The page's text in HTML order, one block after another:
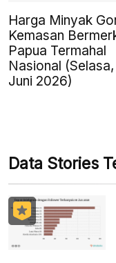
Harga Minyak
Kemasan
Papua Termahal
Nasional
Juni 2026)
Data Stories